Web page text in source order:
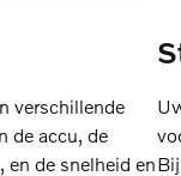
verschillende
de accu, de
en de snelheid en